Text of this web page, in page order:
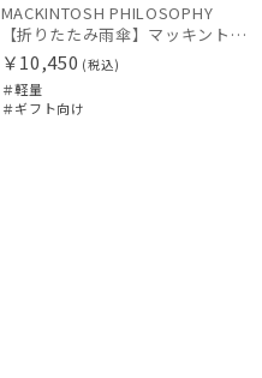
MACKINTOSH PHILOSOPHY
【折りたたみ雨傘】マッキントッシュ フィロソフィー（MACKINTOSH PHILOSOPHY）バーブレラ コーギー
￥10,450 (税込)
＃軽量
＃ギフト向け